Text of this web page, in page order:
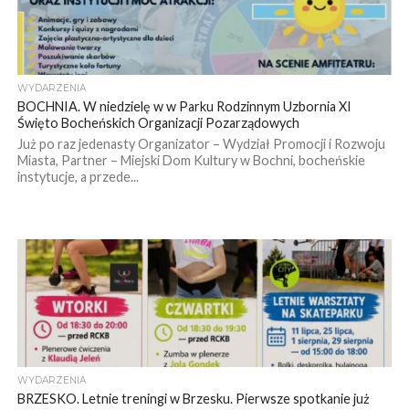
WYDARZENIA
BOCHNIA. W niedzielę w w Parku Rodzinnym Uzbornia XI
Święto Bocheńskich Organizacji Pozarządowych
Już po raz jedenasty Organizator – Wydział Promocji i Rozwoju
Miasta, Partner – Miejski Dom Kultury w Bochni, bocheńskie
instytucje, a przede...
WYDARZENIA
BRZESKO. Letnie treningi w Brzesku. Pierwsze spotkanie już